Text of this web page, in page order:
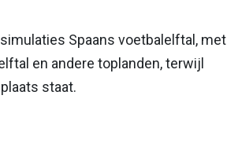
Spaans voetbalelftal, met
en andere toplanden, terwijl
staat.